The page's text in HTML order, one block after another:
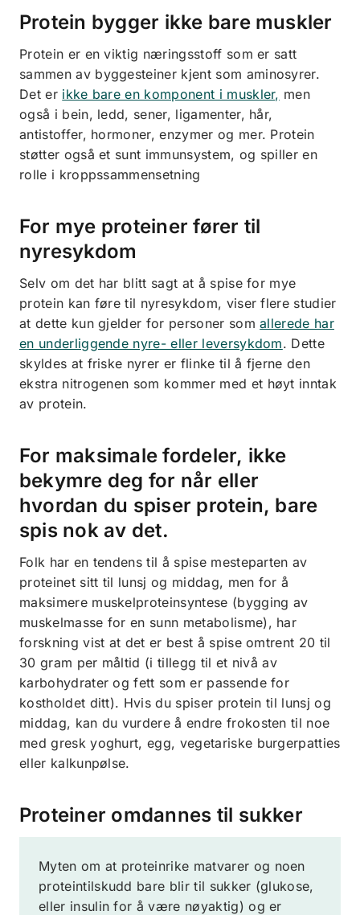
Protein bygger ikke bare muskler
Protein er en viktig næringsstoff som er satt
sammen av byggesteiner kjent som aminosyrer.
Det er ikke bare en komponent i muskler, men
også i bein, ledd, sener, ligamenter, hår,
antistoffer, hormoner, enzymer og mer. Protein
støtter også et sunt immunsystem, og spiller en
rolle i kroppssammensetning
For mye proteiner fører til
nyresykdom
Selv om det har blitt sagt at å spise for mye
protein kan føre til nyresykdom, viser flere studier
at dette kun gjelder for personer somallerede har
en underliggende nyre- eller leversykdom. Dette
skyldes at friske nyrer er flinke til å fjerne den
ekstra nitrogenen som kommer med et høyt inntak
av protein.
For maksimale fordeler, ikke
bekymre deg for når eller
hvordan du spiser protein, bare
spis nok av det.
Folk har en tendens til å spise mesteparten av
proteinet sitt til lunsj og middag, men for å
maksimere muskelproteinsyntese (bygging av
muskelmasse for en sunn metabolisme), har
forskning vist at det er best å spise omtrent 20 til
30 gram per måltid (i tillegg til et nivå av
karbohydrater og fett som er passende for
kostholdet ditt). Hvis du spiser protein til lunsj og
middag, kan du vurdere å endre frokosten til noe
med gresk yoghurt, egg, vegetariske burgerpatties
eller kalkunpølse.
Proteiner omdannes til sukker
Myten om at proteinrike matvarer og noen
proteintilskudd bare blir til sukker (glukose,
eller insulin for å være nøyaktig) og er